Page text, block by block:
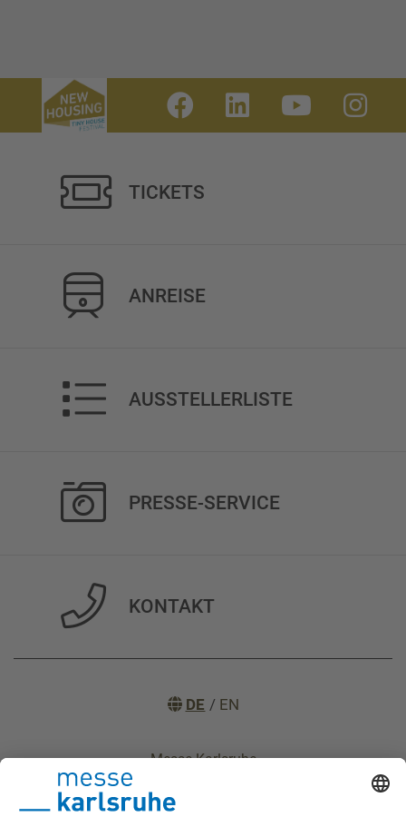
TICKETS
ANREISE
AUSSTELLERLISTE
PRESSE-SERVICE
KONTAKT
DE / EN
Messe Karlsruhe
Impressum